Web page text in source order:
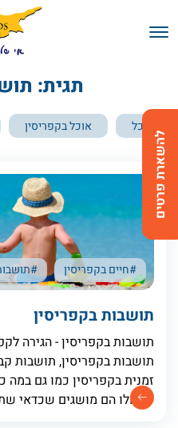
תגית:
הכל אוכל בקפריסין
#חיים בקפריסין
תושבות בקפריסין
תושבות בקפריסין, תושבות
זמנית בקפריסין כמו גם במה
כל אלו הם מושגים שכדאי
להשארת פרטים